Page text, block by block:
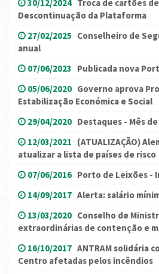
30/12/2024 Troca de cartões
Descontinuação da Plataforma
27/02/2025 Conselheiro de
anual
07/06/2023 Publicada nova
05/06/2020 Governo aprova
Estabilização Económica e Social
29/04/2020 Destaques - Mês
12/03/2021 (ATUALIZAÇÃO)
atualizar a lista de países de risco
07/06/2016 Porto de Leixões -
14/09/2017 Alerta: salário
13/03/2020 Conselho de
extraordinárias de contenção e
16/10/2017 ANTRAM solidária
Centro afetadas pelos incêndios